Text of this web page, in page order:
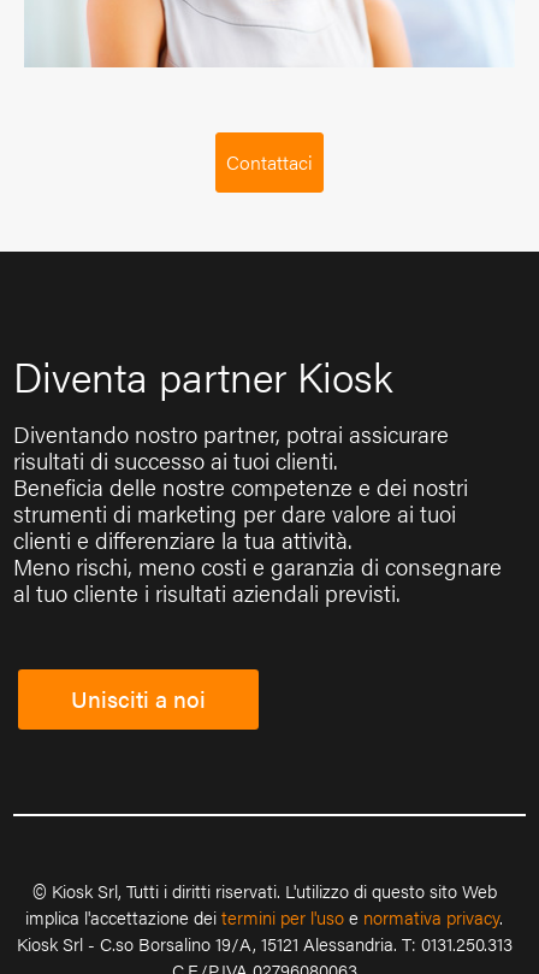
Contattaci
Diventa partner Kiosk
Diventando nostro partner, potrai assicurare
risultati di successo ai tuoi clienti.
Beneficia delle nostre competenze e dei nostri
strumenti di marketing per dare valore ai tuoi
clienti e differenziare la tua attività.
Meno rischi, meno costi e garanzia di consegnare
al tuo cliente i risultati aziendali previsti.
Unisciti a noi
© Kiosk Srl, Tutti i diritti riservati. L'utilizzo di questo sito Web
implica l'accettazione deitermini per l'usoe normativa privacy.
Kiosk Srl - C.so Borsalino 19/A, 15121 Alessandria. T: 0131.250.313